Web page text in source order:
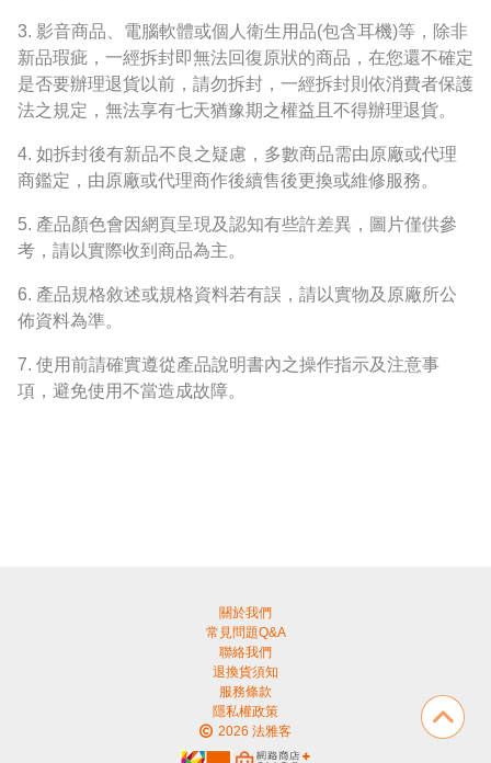
3. 影音商品、電腦軟體或個人衛生用品(包含耳機)等，除非
新品瑕疵，一經拆封即無法回復原狀的商品，在您還不確定
是否要辦理退貨以前，請勿拆封，一經拆封則依消費者保護
法之規定，無法享有七天猶豫期之權益且不得辦理退貨。
4. 如拆封後有新品不良之疑慮，多數商品需由原廠或代理
商鑑定，由原廠或代理商作後續售後更換或維修服務。
5. 產品顏色會因網頁呈現及認知有些許差異，圖片僅供參
考，請以實際收到商品為主。
6. 產品規格敘述或規格資料若有誤，請以實物及原廠所公
佈資料為準。
7. 使用前請確實遵從產品說明書內之操作指示及注意事
項，避免使用不當造成故障。
關於我們
常見問題Q&A
聯絡我們
退換貨須知
服務條款
隱私權政策
2026 法雅客